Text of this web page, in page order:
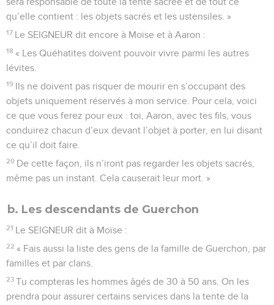
qu’elle contient : les objets sacrés et les ustensiles. »
17 Le SEIGNEUR dit encore à Moïse et à Aaron :
18 « Les Quéhatites doivent pouvoir vivre parmi les autres
lévites.
19 Ils ne doivent pas risquer de mourir en s’occupant des
objets uniquement réservés à mon service. Pour cela, voici
ce que vous ferez pour eux : toi, Aaron, avec tes fils, vous
conduirez chacun d’eux devant l’objet à porter, en lui disant
ce qu’il doit faire.
20 De cette façon, ils n’iront pas regarder les objets sacrés,
même pas un instant. Cela causerait leur mort. »
b. Les descendants de Guerchon
21 Le SEIGNEUR dit à Moïse :
22 « Fais aussi la liste des gens de la famille de Guerchon, par
familles et par clans.
23 Tu compteras les hommes âgés de 30 à 50 ans. On les
prendra pour assurer certains services dans la tente de la